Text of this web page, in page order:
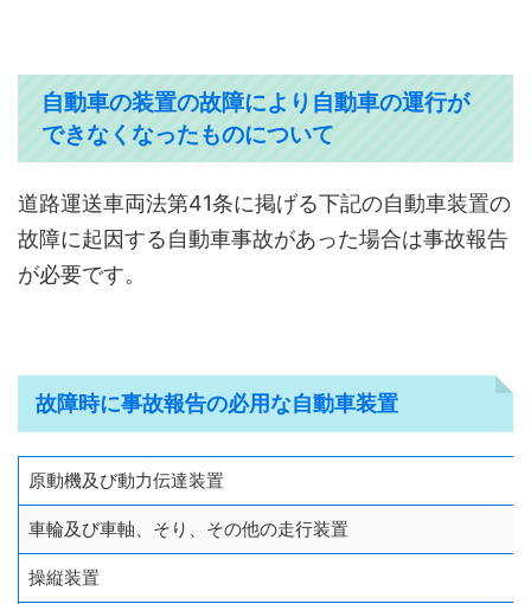
自動車の装置の故障により自動車の運行が
できなくなったものについて
道路運送車両法第41条に掲げる下記の自動車装置の
故障に起因する自動車事故があった場合は事故報告
が必要です。
故障時に事故報告の必用な自動車装置
原動機及び動力伝達装置
車輪及び車軸、そり、その他の走行装置
操縦装置